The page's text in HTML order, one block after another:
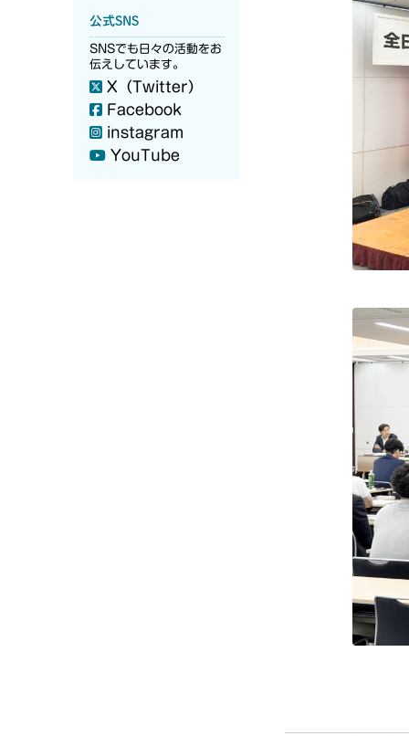
公式SNS
SNSでも日々の活動をお
伝えしています。
X（Twitter）
Facebook
instagram
YouTube